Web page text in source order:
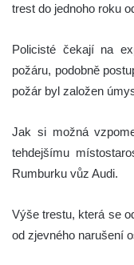
trest do jednoho roku
Policisté čekají na
požáru, podobně
požár byl založen
Jak si možná
tehdejšímu
Rumburku vůz Audi.
Výše trestu, která se
od zjevného narušení